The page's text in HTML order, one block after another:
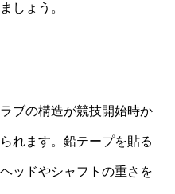
しょう。
ブの構造が競技開始時か
れます。鉛テープを貼る
ッドやシャフトの重さを